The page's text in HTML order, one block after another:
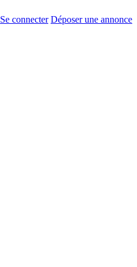
Se connecter Déposer une annonce